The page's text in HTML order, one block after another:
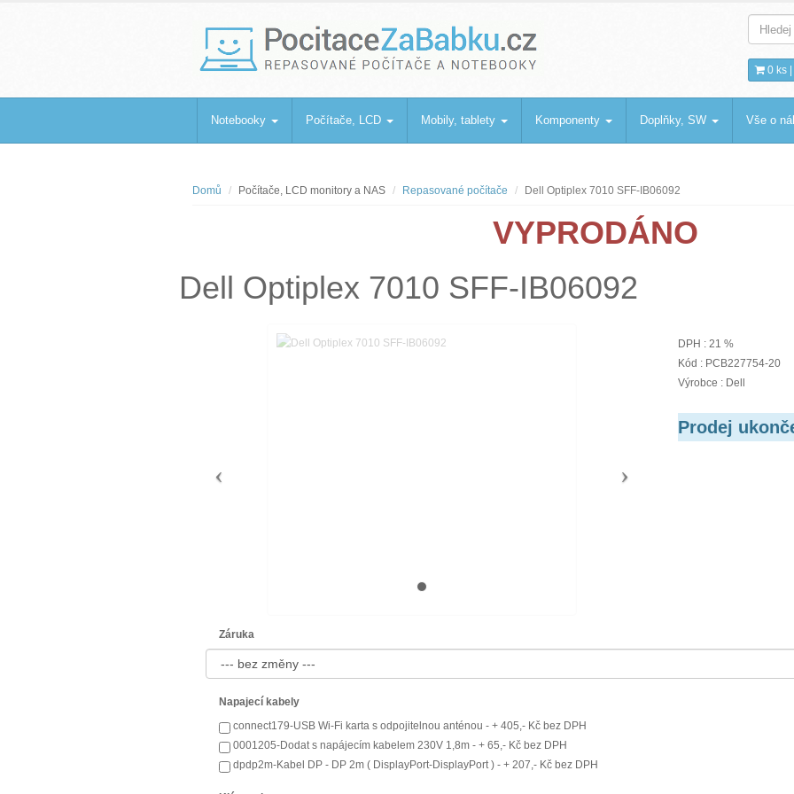
PocitaceZaBabku.cz
Repasované počítače a notebooky 0 ks |
Notebooky Počítače, LCD Mobily, tablety Komponenty Doplňky, SW Vše o
Domů Počítače, LCD monitory a NAS Repasované počítače Dell Optiplex 7010 SFF-IB06092
VYPRODÁNO
Dell Optiplex 7010 SFF-IB06092
DPH : 21 %
Kód : PCB227754-20
Výrobce : Dell
Prodej
Záruka
Napajecí kabely
connect179-USB Wi-Fi karta s odpojitelnou anténou - + 405,- Kč bez DPH
0001205-Dodat s napájecím kabelem 230V 1,8m - + 65,- Kč bez DPH
dpdp2m-Kabel DP - DP 2m ( DisplayPort-DisplayPort ) - + 207,- Kč bez DPH